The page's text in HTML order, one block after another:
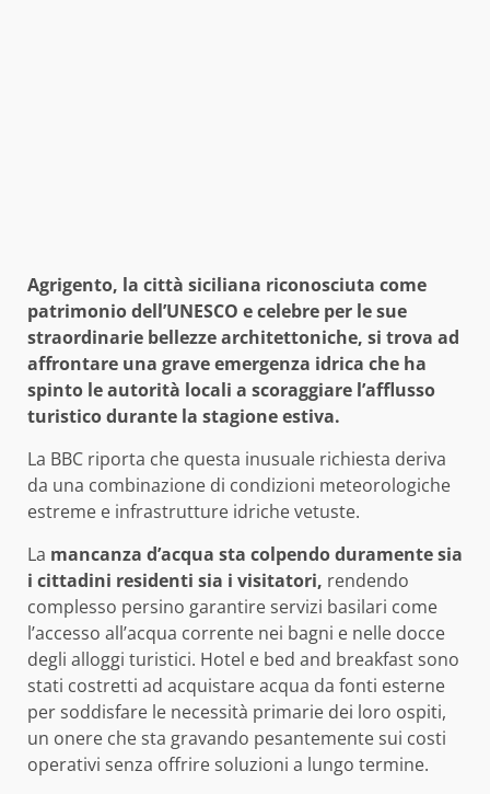
Agrigento, la città siciliana riconosciuta come
patrimonio dell’UNESCO e celebre per le sue
straordinarie bellezze architettoniche, si trova ad
affrontare una grave emergenza idrica che ha
spinto le autorità locali a scoraggiare l’afflusso
turistico durante la stagione estiva.
La BBC riporta che questa inusuale richiesta deriva
da una combinazione di condizioni meteorologiche
estreme e infrastrutture idriche vetuste.
La mancanza d’acqua sta colpendo duramente sia
i cittadini residenti sia i visitatori, rendendo
complesso persino garantire servizi basilari come
l’accesso all’acqua corrente nei bagni e nelle docce
degli alloggi turistici. Hotel e bed and breakfast sono
stati costretti ad acquistare acqua da fonti esterne
per soddisfare le necessità primarie dei loro ospiti,
un onere che sta gravando pesantemente sui costi
operativi senza offrire soluzioni a lungo termine.